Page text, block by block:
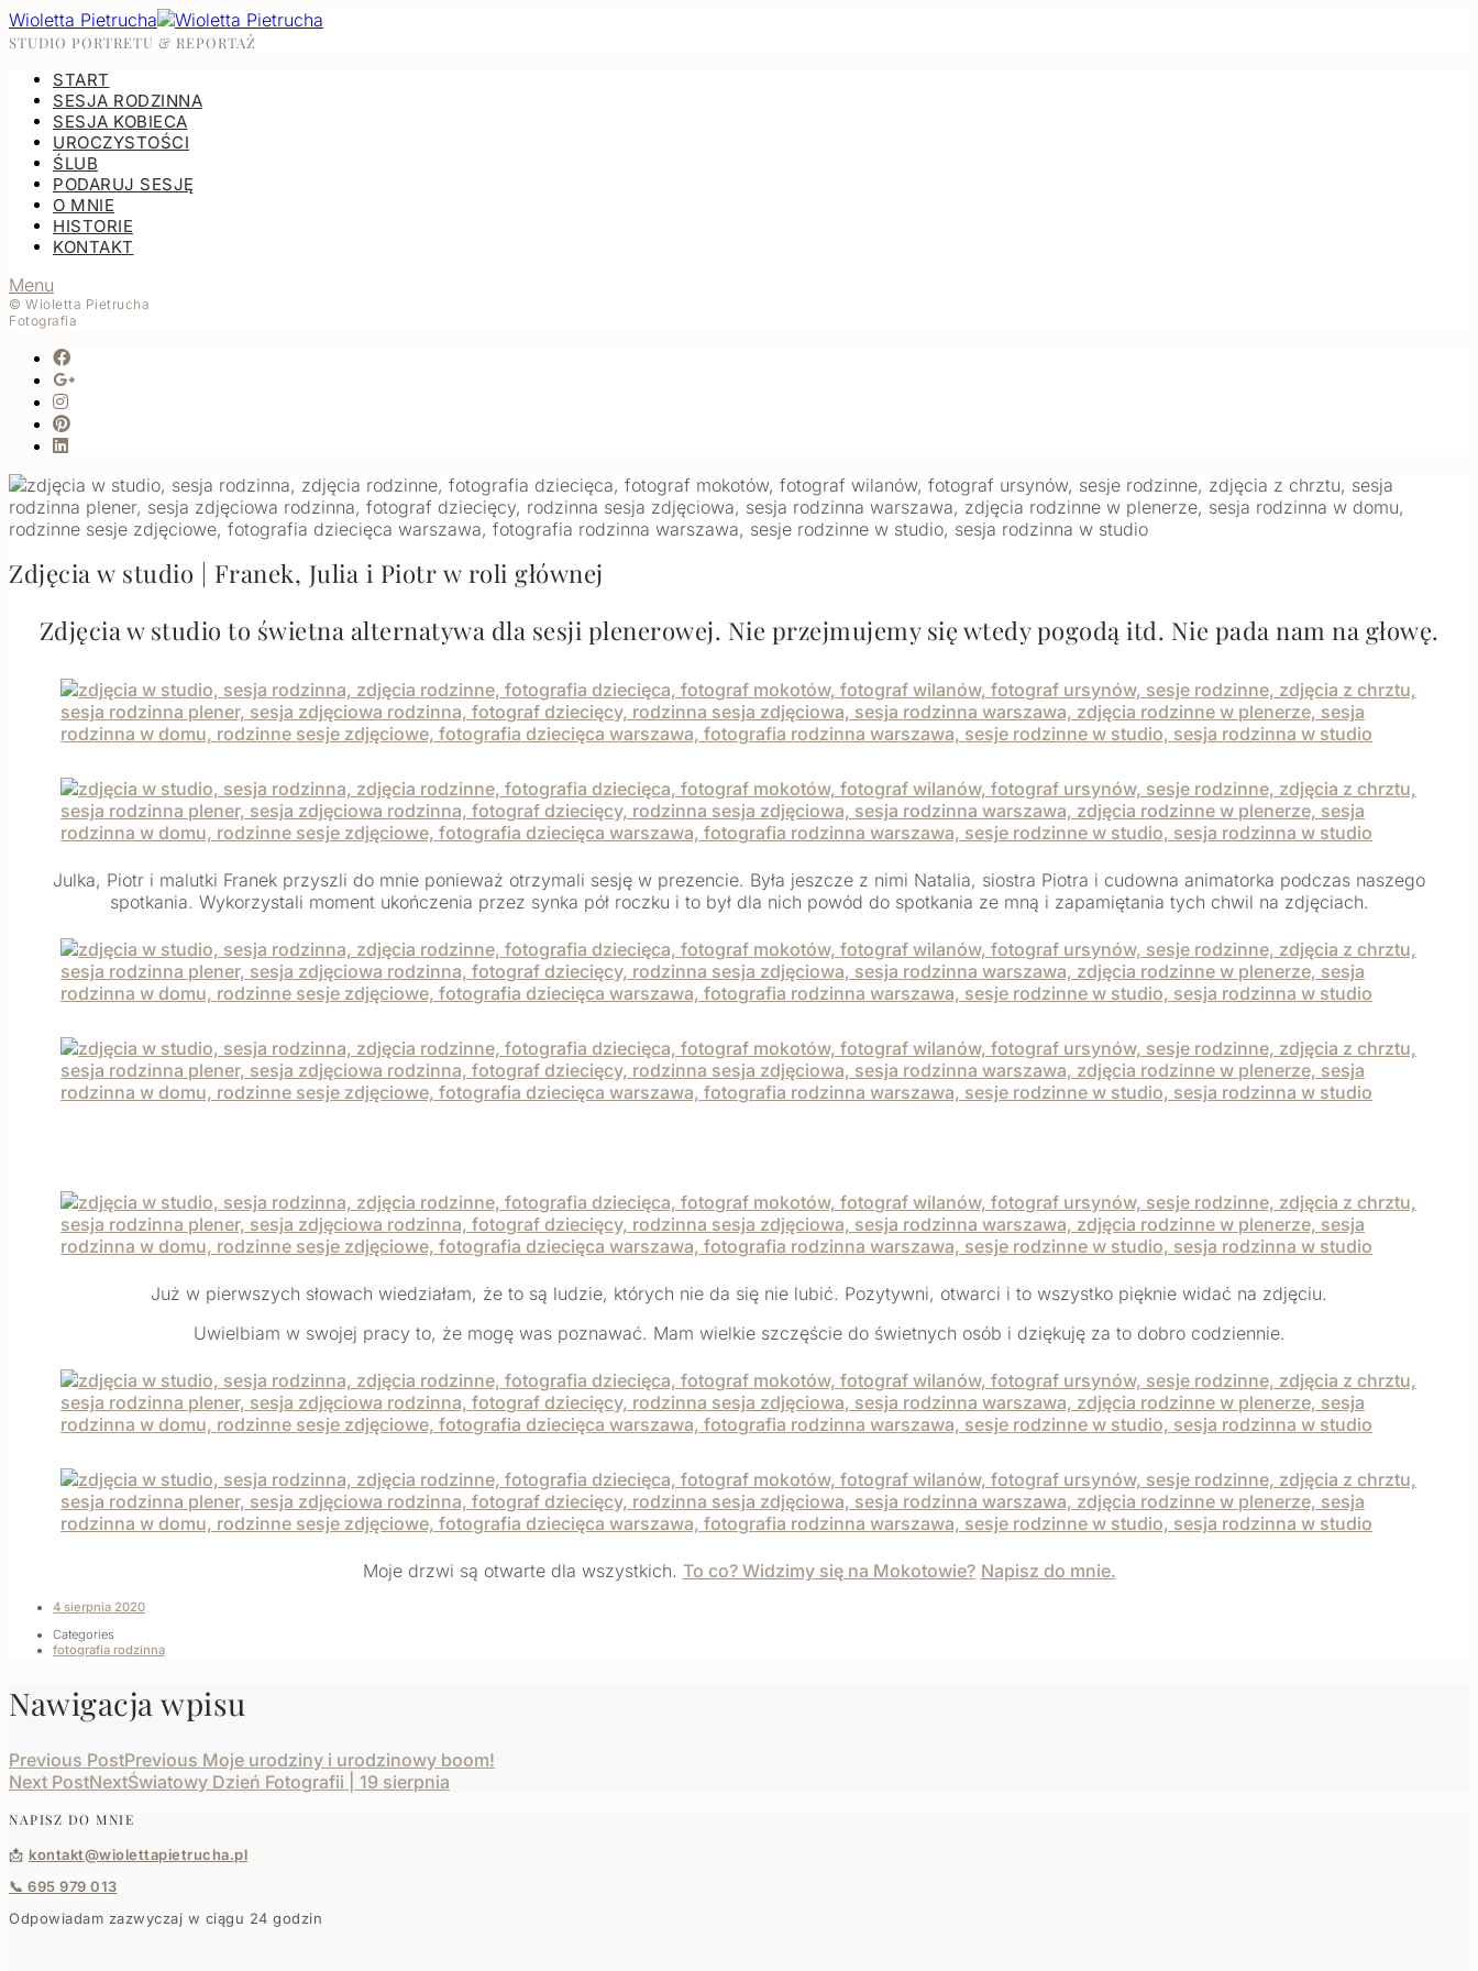
Wioletta Pietrucha
STUDIO PORTRETU & REPORTAŻ
START
SESJA RODZINNA
SESJA KOBIECA
UROCZYSTOŚCI
ŚLUB
PODARUJ SESJĘ
O MNIE
HISTORIE
KONTAKT
Menu
© Wioletta Pietrucha
Fotografia
Zdjęcia w studio | Franek, Julia i Piotr w roli głównej
Zdjęcia w studio to świetna alternatywa dla sesji plenerowej. Nie przejmujemy się wtedy pogodą itd. Nie pada nam na głowę.
Julka, Piotr i malutki Franek przyszli do mnie ponieważ otrzymali sesję w prezencie. Była jeszcze z nimi Natalia, siostra Piotra i cudowna animatorka podczas naszego
spotkania. Wykorzystali moment ukończenia przez synka pół roczku i to był dla nich powód do spotkania ze mną i zapamiętania tych chwil na zdjęciach.
Już w pierwszych słowach wiedziałam, że to są ludzie, których nie da się nie lubić. Pozytywni, otwarci i to wszystko pięknie widać na zdjęciu.
Uwielbiam w swojej pracy to, że mogę was poznawać. Mam wielkie szczęście do świetnych osób i dziękuję za to dobro codziennie.
Moje drzwi są otwarte dla wszystkich. To co? Widzimy się na Mokotowie? Napisz do mnie.
4 sierpnia 2020
Categories
fotografia rodzinna
Nawigacja wpisu
Previous PostPrevious Moje urodziny i urodzinowy boom!
Next PostNextŚwiatowy Dzień Fotografii | 19 sierpnia
NAPISZ DO MNIE
📩 kontakt@wiolettapietrucha.pl
📞 695 979 013
Odpowiadam zazwyczaj w ciągu 24 godzin